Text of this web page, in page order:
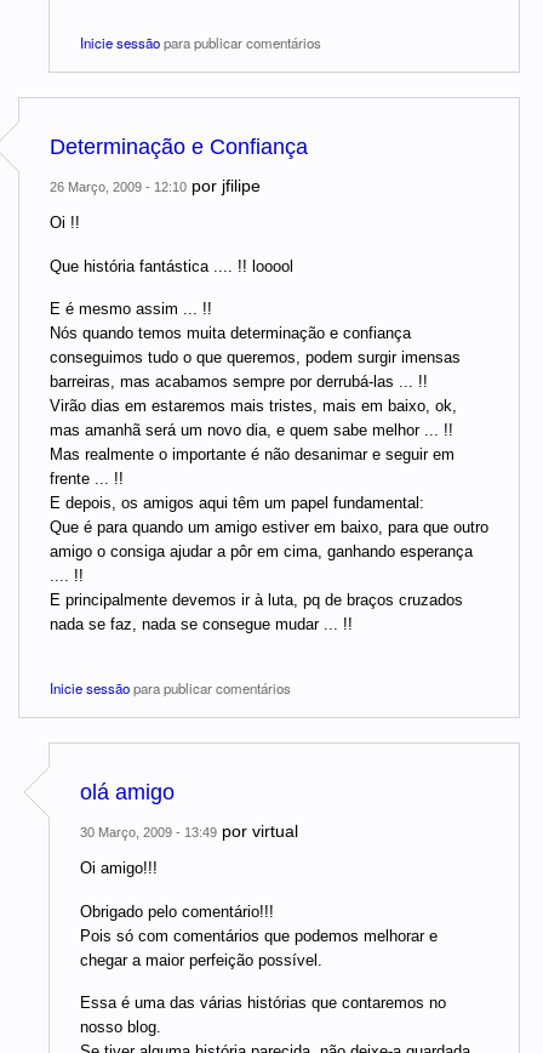
Inicie sessãopara publicar comentários
Determinação e Confiança
26 Março, 2009 - 12:10 por jfilipe
Oi !!
Que história fantástica .... !! looool
E é mesmo assim ... !!
Nós quando temos muita determinação e confiança
conseguimos tudo o que queremos, podem surgir imensas
barreiras, mas acabamos sempre por derrubá-las ... !!
Virão dias em estaremos mais tristes, mais em baixo, ok,
mas amanhã será um novo dia, e quem sabe melhor ... !!
Mas realmente o importante é não desanimar e seguir em
frente ... !!
E depois, os amigos aqui têm um papel fundamental:
Que é para quando um amigo estiver em baixo, para que outro
amigo o consiga ajudar a pôr em cima, ganhando esperança
.... !!
E principalmente devemos ir à luta, pq de braços cruzados
nada se faz, nada se consegue mudar ... !!
Inicie sessãopara publicar comentários
olá amigo
30 Março, 2009 - 13:49 por virtual
Oi amigo!!!
Obrigado pelo comentário!!!
Pois só com comentários que podemos melhorar e
chegar a maior perfeição possível.
Essa é uma das várias histórias que contaremos no
nosso blog.